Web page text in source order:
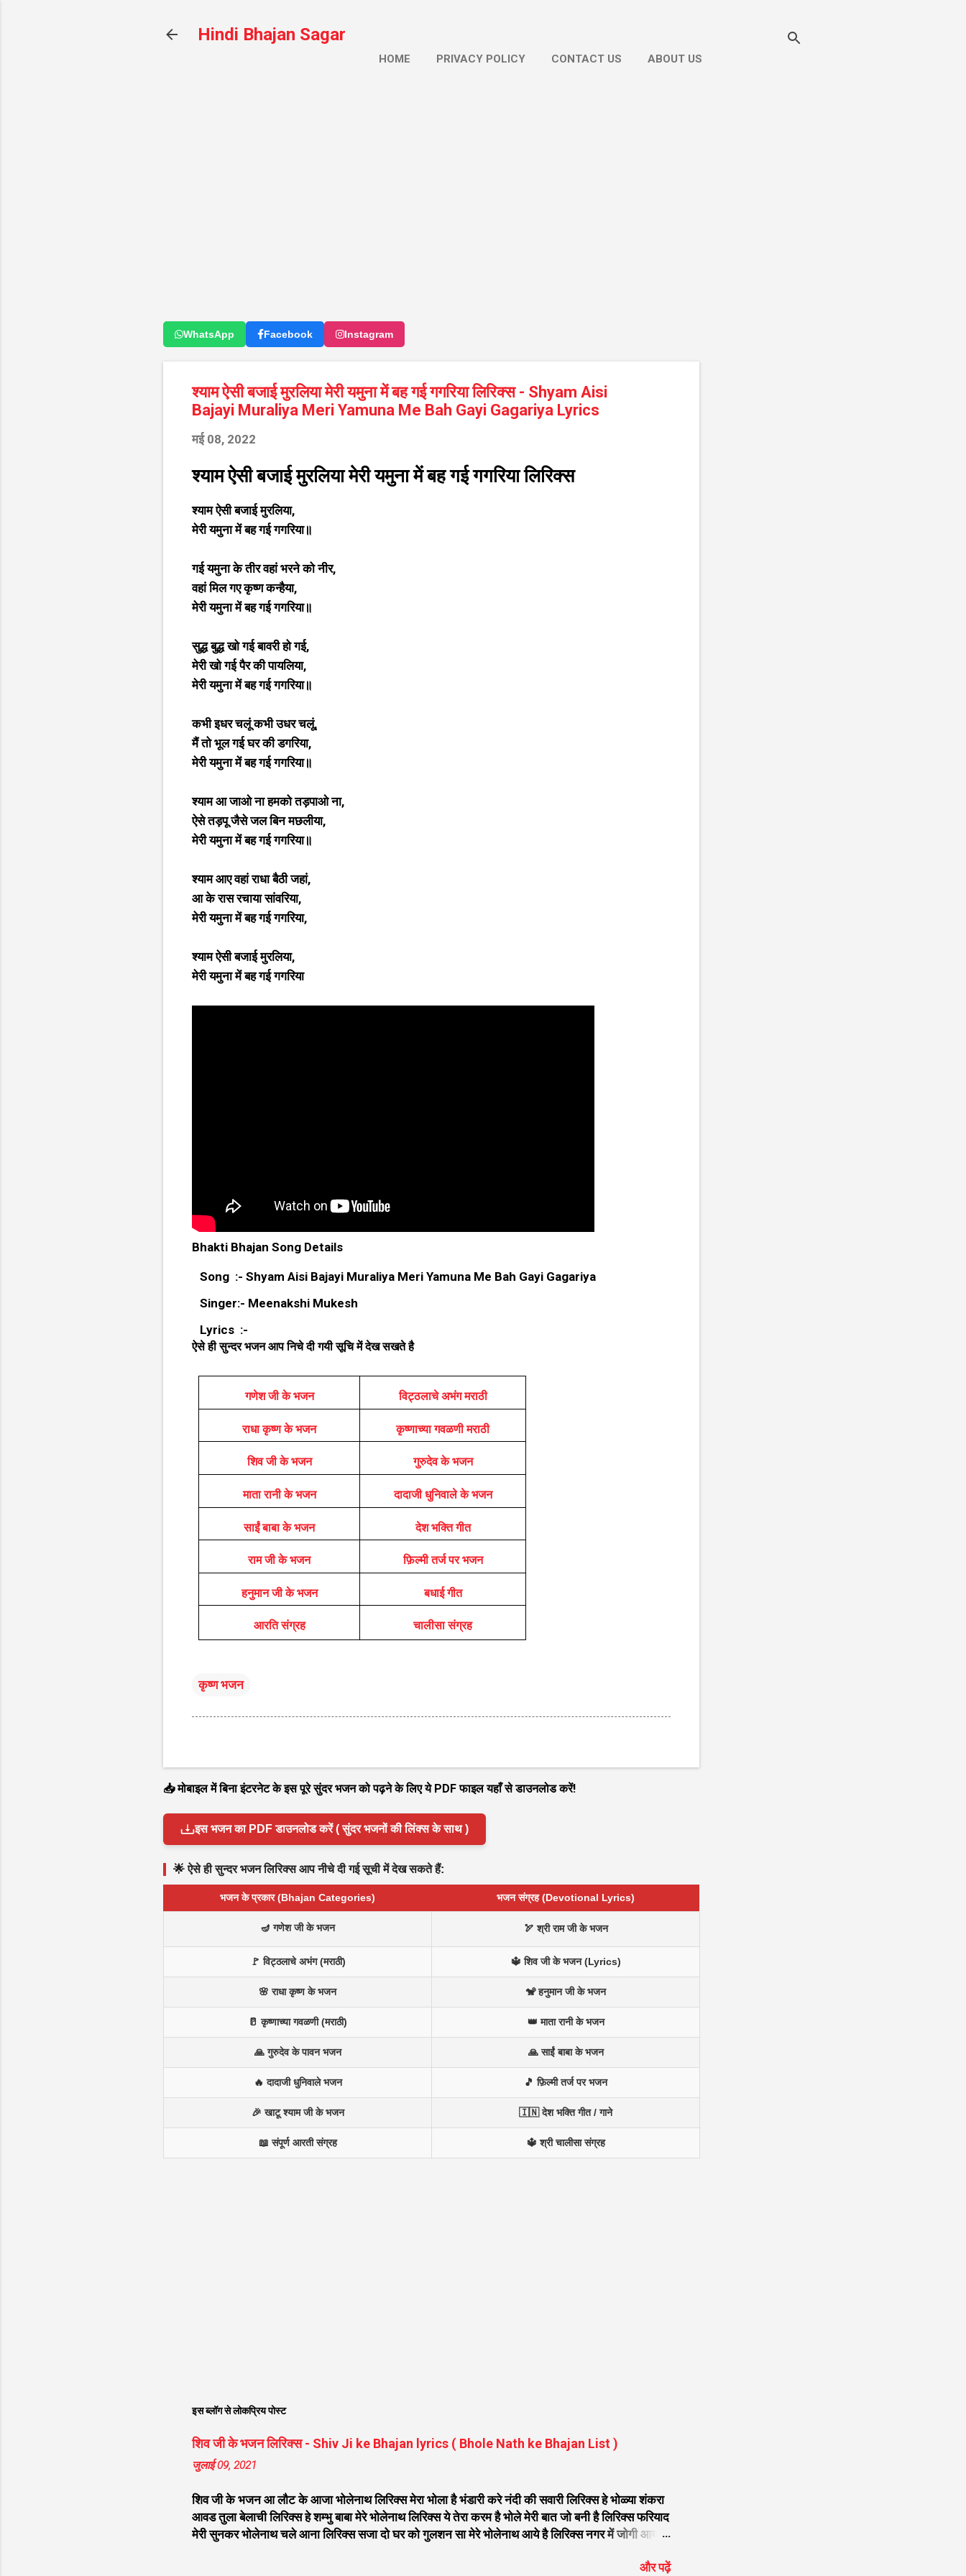
Hindi Bhajan Sagar
HOME PRIVACY POLICY CONTACT US ABOUT US
WhatsApp Facebook Instagram
श्याम ऐसी बजाई मुरलिया मेरी यमुना में बह गई गगरिया लिरिक्स - Shyam Aisi
Bajayi Muraliya Meri Yamuna Me Bah Gayi Gagariya Lyrics
मई 08, 2022
श्याम ऐसी बजाई मुरलिया मेरी यमुना में बह गई गगरिया लिरिक्स
श्याम ऐसी बजाई मुरलिया,
मेरी यमुना में बह गई गगरिया॥
गई यमुना के तीर वहां भरने को नीर,
वहां मिल गए कृष्ण कन्हैया,
मेरी यमुना में बह गई गगरिया॥
सुद्ध बुद्ध खो गई बावरी हो गई,
मेरी खो गई पैर की पायलिया,
मेरी यमुना में बह गई गगरिया॥
कभी इधर चलूं कभी उधर चलूं,
मैं तो भूल गई घर की डगरिया,
मेरी यमुना में बह गई गगरिया॥
श्याम आ जाओ ना हमको तड़पाओ ना,
ऐसे तड़पू जैसे जल बिन मछलीया,
मेरी यमुना में बह गई गगरिया॥
श्याम आए वहां राधा बैठी जहां,
आ के रास रचाया सांवरिया,
मेरी यमुना में बह गई गगरिया,
श्याम ऐसी बजाई मुरलिया,
मेरी यमुना में बह गई गगरिया
Bhakti Bhajan Song Details
Song :- Shyam Aisi Bajayi Muraliya Meri Yamuna Me Bah Gayi Gagariya
Singer:- Meenakshi Mukesh
Lyrics :-
ऐसे ही सुन्दर भजन आप निचे दी गयी सूचि में देख सखते है
गणेश जी के भजन विट्ठलाचे अभंग मराठी
राधा कृष्ण के भजन कृष्णाच्या गवळणी मराठी
शिव जी के भजन गुरुदेव के भजन
माता रानी के भजन दादाजी धुनिवाले के भजन
साईं बाबा के भजन देश भक्ति गीत
राम जी के भजन फ़िल्मी तर्ज पर भजन
हनुमान जी के भजन बधाई गीत
आरति संग्रह चालीसा संग्रह
कृष्ण भजन
📥 मोबाइल में बिना इंटरनेट के इस पूरे सुंदर भजन को पढ़ने के लिए ये PDF फाइल यहाँ से डाउनलोड करें!
इस भजन का PDF डाउनलोड करें ( सुंदर भजनों की लिंक्स के साथ )
🌟 ऐसे ही सुन्दर भजन लिरिक्स आप नीचे दी गई सूची में देख सकते हैं:
भजन के प्रकार (Bhajan Categories) भजन संग्रह (Devotional Lyrics)
🪔 गणेश जी के भजन 🏹 श्री राम जी के भजन
🚩 विट्ठलाचे अभंग (मराठी) 🔱 शिव जी के भजन (Lyrics)
🌸 राधा कृष्ण के भजन 🐒 हनुमान जी के भजन
🥛 कृष्णाच्या गवळणी (मराठी) 👑 माता रानी के भजन
🙏 गुरुदेव के पावन भजन 🙏 साईं बाबा के भजन
🔥 दादाजी धुनिवाले भजन 🎵 फ़िल्मी तर्ज पर भजन
🎉 खाटू श्याम जी के भजन 🇮🇳 देश भक्ति गीत / गाने
📖 संपूर्ण आरती संग्रह 🔱 श्री चालीसा संग्रह
इस ब्लॉग से लोकप्रिय पोस्ट
शिव जी के भजन लिरिक्स - Shiv Ji ke Bhajan lyrics ( Bhole Nath ke Bhajan List )
जुलाई 09, 2021
शिव जी के भजन आ लौट के आजा भोलेनाथ लिरिक्स मेरा भोला है भंडारी करे नंदी की सवारी लिरिक्स हे भोळ्या शंकरा
आवड तुला बेलाची लिरिक्स हे शम्भु बाबा मेरे भोलेनाथ लिरिक्स ये तेरा करम है भोले मेरी बात जो बनी है लिरिक्स फरियाद
मेरी सुनकर भोलेनाथ चले आना लिरिक्स सजा दो घर को गुलशन सा मेरे भोलेनाथ आये है लिरिक्स नगर में जोगी आया
लिरिक्स डम डम डमरू बजाना होगा भोले मेरी कुटिया में आना होगा लिरिक्स मेरे भोले से भोले बाबा लिरिक्स भोलेनाथ का
और पढ़ें